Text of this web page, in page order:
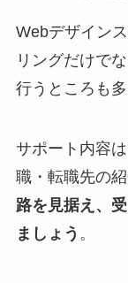
Webデザイン
リングだけで
行うところも多
サポート内容
職・転職先の
路を見据え、
ましょう 。